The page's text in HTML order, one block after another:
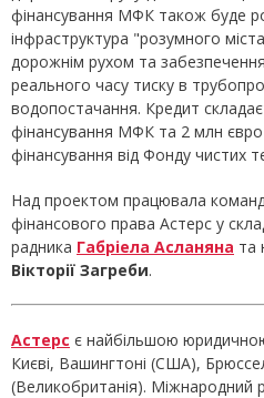
фінансування МФК також буде
інфраструктура "розумного
дорожнім рухом та
реального часу тиску в
водопостачання. Кредит
фінансування МФК та 2 млн
фінансування від Фонду чистих
Над проектом працювала
фінансового права Астерс у
радника Габріела Асланяна та
Вікторії Загреби.
Астерс є найбільшою
Києві, Вашингтоні (США),
(Великобританія). Міжнародний